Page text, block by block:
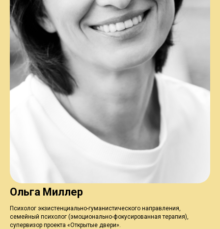
Ольга Миллер
Психолог экзистенциально-гуманистического направления,
семейный психолог (эмоционально-фокусированная терапия),
супервизор проекта «Открытые двери».